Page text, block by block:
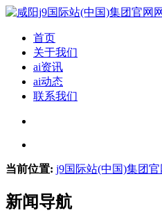
首页
关于我们
ai资讯
ai动态
联系我们
当前位置: j9国际站(中国)集团官
新闻导航